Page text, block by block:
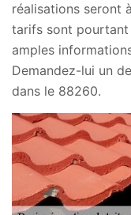
réalisations seront
tarifs sont pourtant
amples
Demandez-lui un
dans le 88260.